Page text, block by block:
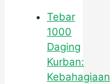
Tebar
1000
Daging
Kurban:
Kebahagiaan